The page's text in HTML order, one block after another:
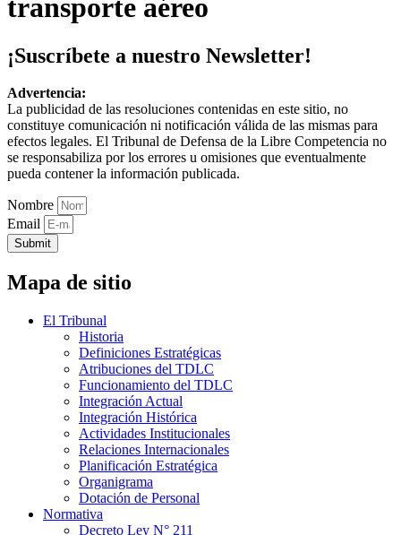
transporte aéreo
¡Suscríbete a nuestro Newsletter!
Advertencia:
La publicidad de las resoluciones contenidas en este sitio, no
constituye comunicación ni notificación válida de las mismas para
efectos legales. El Tribunal de Defensa de la Libre Competencia no
se responsabiliza por los errores u omisiones que eventualmente
pueda contener la información publicada.
Nombre
Email
Submit
Mapa de sitio
El Tribunal
Historia
Definiciones Estratégicas
Atribuciones del TDLC
Funcionamiento del TDLC
Integración Actual
Integración Histórica
Actividades Institucionales
Relaciones Internacionales
Planificación Estratégica
Organigrama
Dotación de Personal
Normativa
Decreto Ley N° 211